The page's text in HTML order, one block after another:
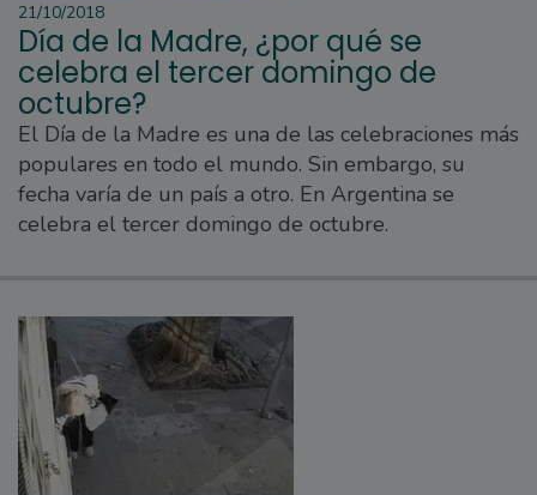
21/10/2018
Día de la Madre, ¿por qué se
celebra el tercer domingo de
octubre?
El Día de la Madre es una de las celebraciones más
populares en todo el mundo. Sin embargo, su
fecha varía de un país a otro. En Argentina se
celebra el tercer domingo de octubre.